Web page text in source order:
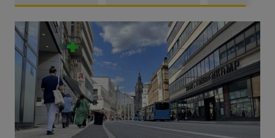
Ein Unzustand und Skandal